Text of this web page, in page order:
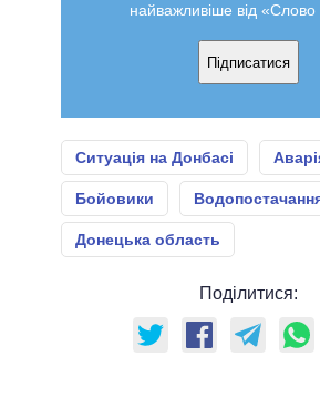
найважливіше від «Слово
Підписатися
Ситуація на Донбасі
Бойовики
Донецька область
Поділитися: